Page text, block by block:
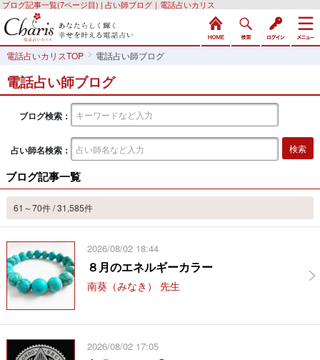
ブログ記事一覧(7ページ目) | 占い師ブログ｜電話占いカリス
電話占いカリスTOP 電話占い師ブログ
電話占い師ブログ
ブログ検索：
占い師名検索：
ブログ記事一覧
61～70件 / 31,585件
2026/08/02 18:44
８月のエネルギーカラー
南葵（みなき） 先生
2026/08/02 17:05